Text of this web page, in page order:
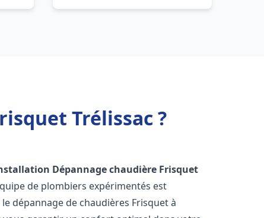
Trélissac ?
Dépannage chaudière Frisquet
de plombiers expérimentés est
dépannage de chaudières Frisquet à